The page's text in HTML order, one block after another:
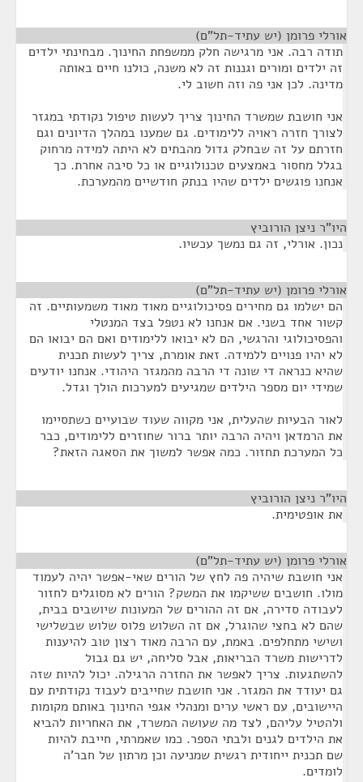
אורלי פרומן (יש עתיד-תל"ם)
תודה רבה. אני מרגישה חלק ממשפחת החינוך. מבחינתי ילדים
זה ילדים ומורים וגננות זה לא משנה, כולנו חיים באותה
מדינה. לכן אני פה וזה חשוב לי.
אני חושבת שמשרד החינוך צריך לעשות טיפול נקודתי במגזר
לצורך חזרה ראויה ללימודים. גם שמענו במהלך הדיונים וגם
חזרתם על זה שבחלק גדול מהבתים לא היתה למידה מרחוק
בגלל מחסור באמצעים טכנולוגיים או כל סיבה אחרת. כך
אנחנו פוגשים ילדים שהיו בנתק חודשיים מהמערכת.
היו"ר ניצן הורוביץ
נכון. אורלי, זה גם נמשך עכשיו.
אורלי פרומן (יש עתיד-תל"ם)
הם ישלמו גם מחירים פסיכולוגיים מאוד מאוד משמעותיים. זה
קשור אחד בשני. אם אנחנו לא נטפל בצד המנטלי
והפסיכולוגי והרגשי, הם לא יבואו ללימודים ואם הם יבואו הם
לא יהיו פנויים ללמידה. זאת אומרת, צריך לעשות תכנית
שהיא כנראה די שונה די הרבה מהמגזר היהודי. אנחנו יודעים
שמידי יום מספר הילדים שמגיעים למערכות הולך וגדל.
לאור הבעיות שהעלית, אני מקווה שעוד שבועיים כשתסיימו
את הרמדאן ויהיה הרבה יותר ברור שחוזרים ללימודים, כבר
כל המערכת תחזור. כמה אפשר למשוך את הסאגה הזאת?
היו"ר ניצן הורוביץ
את אופטימית.
אורלי פרומן (יש עתיד-תל"ם)
אני חושבת שיהיה פה לחץ של הורים שאי-אפשר יהיה לעמוד
מולו. חושבים ששיקמו את המשק? הורים לא מסוגלים לחזור
לעבודה סדירה, אם זה ההורים של המעונות שיושבים בבית,
שהם לא בחצי שהוגרל, אם זה השלוש פלוס שלוש שבשלישי
ושישי מתחלפים. באמת, עם הרבה מאוד רצון טוב להיענות
לדרישות משרד הבריאות, אבל סליחה, יש גם גבול
להשתגעות. צריך לאפשר את החזרה הרגילה. יכול להיות שזה
גם יעודד את המגזר. אני חושבת שחייבים לעבוד נקודתית עם
היישובים, עם ראשי ערים ומנהלי אגפי החינוך באותם מקומות
ולהטיל עליהם, לצד מה שעושה המשרד, את האחריות להביא
את הילדים לגנים ולבתי הספר. כמו שאמרתי, חייבת להיות
שם תכנית ייחודית רגשית שמניעה וכן מרתון של חבר'ה
לומדים.